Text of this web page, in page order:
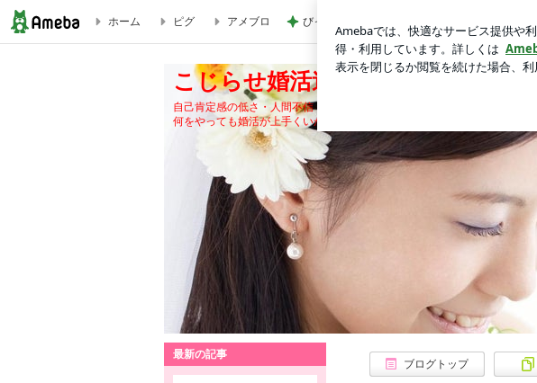
婚活を邪魔する内面の原因を短期間で変える「みら婚」独自の勉強会とオンライ
ホーム ピグ アメブロ びっくりした炭酸を勝手に入れる人
こじらせ婚活迷子を短期間で劇的
自己肯定感の低さ・人間不信・お相手へのイライラが止まらない・・
何をやっても婚活が上手くいかなかった人が短期間で幸せになれるメソッド
ブログトップ
最新の記事